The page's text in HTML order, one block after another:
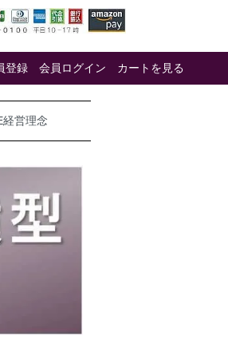
登録 会員ログイン カートを見る
経営理念